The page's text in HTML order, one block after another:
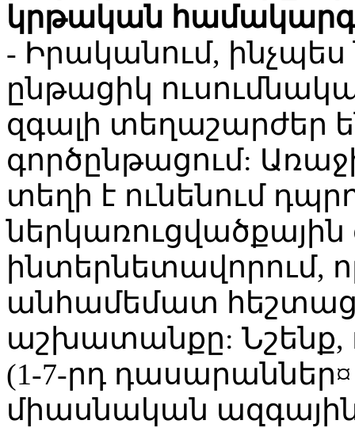
կրթական
- Իրականում,
ընթացիկ
զգալի տեղաշարժեր
գործընթացում:
տեղի է ունենում
ինտերնետավորում,
անհամեմատ
աշխատանքը: Նշենք,
(1-7-րդ դասարաններ¤
միասնական